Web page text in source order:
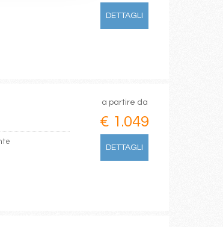
DETTAGLI
a partire da
€ 1.049
DETTAGLI